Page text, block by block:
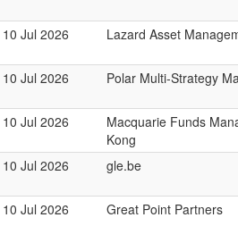
10 Jul 2026 Lazard Asset
10 Jul 2026 Polar Multi-Strategy
10 Jul 2026
Macquarie Funds
Kong
10 Jul 2026
gle.be
10 Jul 2026 Great Point Partners